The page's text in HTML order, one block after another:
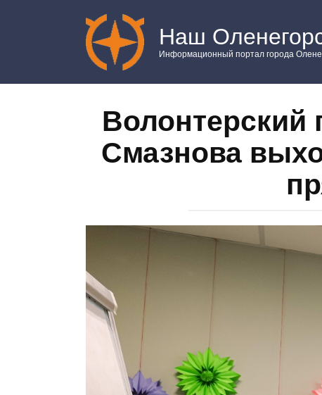
Наш
Информационный портал города
Волонтерский
Смазнова